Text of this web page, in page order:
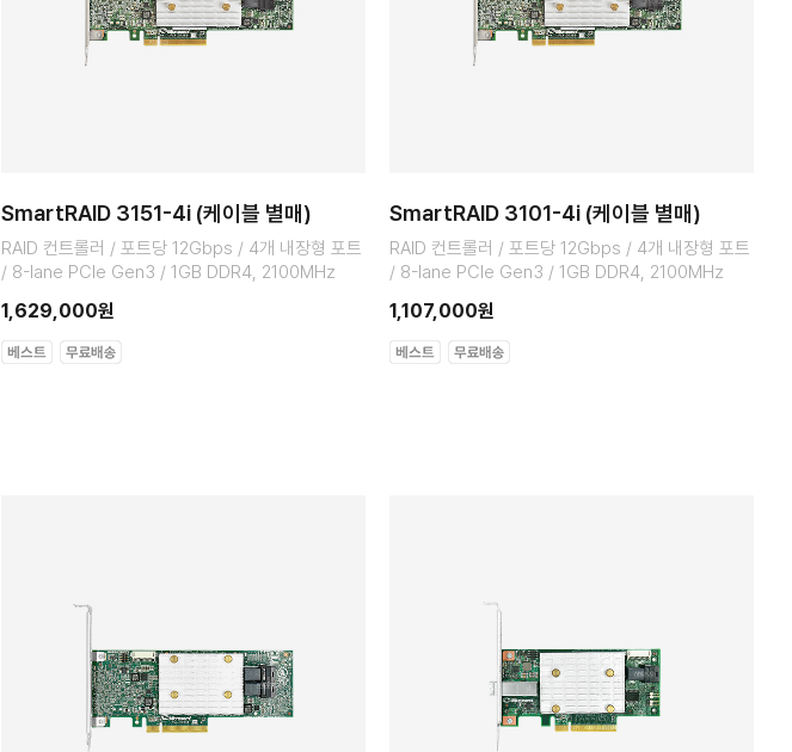
SmartRAID 3151-4i (케이블 별매)
RAID 컨트롤러 / 포트당 12Gbps / 4개 내장형 포트
/ 8-lane PCIe Gen3 / 1GB DDR4, 2100MHz
1,629,000원
SmartRAID 3101-4i (케이블 별매)
RAID 컨트롤러 / 포트당 12Gbps / 4개 내장형 포트
/ 8-lane PCIe Gen3 / 1GB DDR4, 2100MHz
1,107,000원